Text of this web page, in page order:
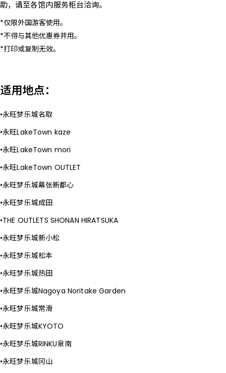
助，请至各馆内服务柜台洽询。
仅限外国游客使用。
不得与其他优惠券并用。
打印或复制无效。
适用地点：
永旺梦乐城名取
永旺LakeTown kaze
永旺LakeTown mori
永旺LakeTown OUTLET
永旺梦乐城幕张新都心
永旺梦乐城成田
THE OUTLETS SHONAN HIRATSUKA
永旺梦乐城新小松
永旺梦乐城松本
永旺梦乐城热田
永旺梦乐城Nagoya Noritake Garden
永旺梦乐城常滑
永旺梦乐城KYOTO
永旺梦乐城RINKU泉南
永旺梦乐城冈山